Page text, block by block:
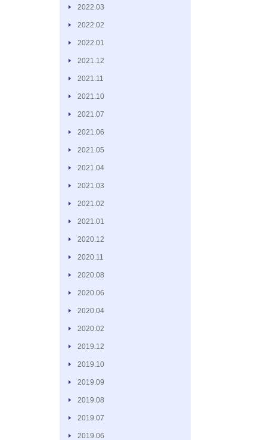
2022.03
2022.02
2022.01
2021.12
2021.11
2021.10
2021.07
2021.06
2021.05
2021.04
2021.03
2021.02
2021.01
2020.12
2020.11
2020.08
2020.06
2020.04
2020.02
2019.12
2019.10
2019.09
2019.08
2019.07
2019.06